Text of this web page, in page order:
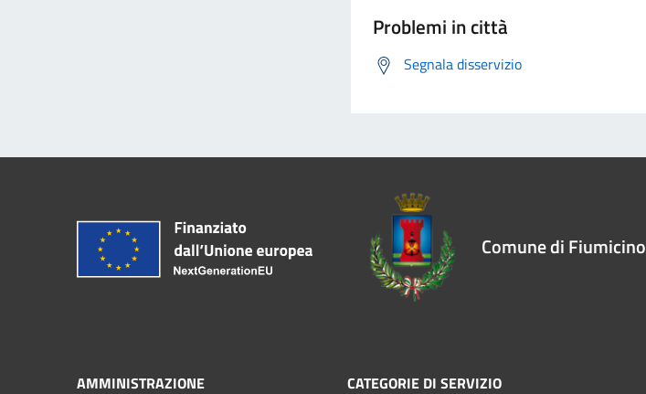
Problemi in città
Segnala disservizio
Comune di Fiumicino
AMMINISTRAZIONE CATEGORIE DI SERVIZIO